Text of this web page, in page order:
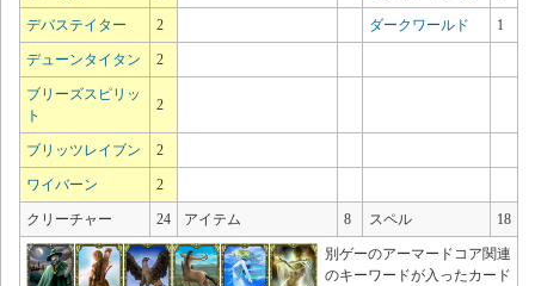
デバステイター 2 ダークワールド 1
デューンタイタン 2
ブリーズスピリッ
ト
2
ブリッツレイブン 2
ワイバーン 2
クリーチャー 24 アイテム 8 スペル 18
別ゲーのアーマードコア関連
のキーワードが入ったカード